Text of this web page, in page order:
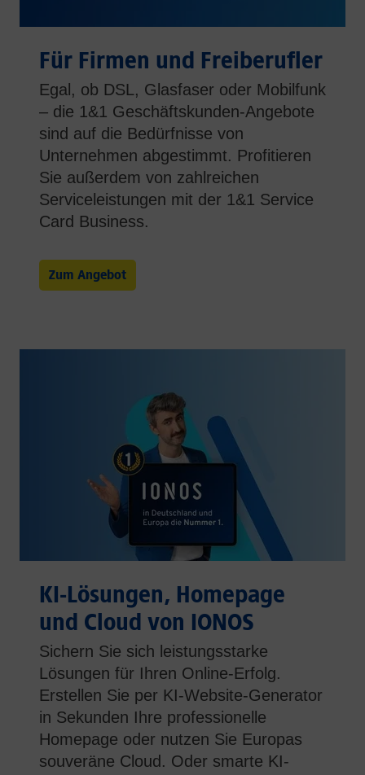
Für Firmen und Freiberufler
Egal, ob DSL, Glasfaser oder Mobilfunk
– die 1&1 Geschäftskunden-Angebote
sind auf die Bedürfnisse von
Unternehmen abgestimmt. Profitieren
Sie außerdem von zahlreichen
Serviceleistungen mit der 1&1 Service
Card Business.
Zum Angebot
KI-Lösungen, Homepage
und Cloud von IONOS
Sichern Sie sich leistungsstarke
Lösungen für Ihren Online-Erfolg.
Erstellen Sie per KI-Website-Generator
in Sekunden Ihre professionelle
Homepage oder nutzen Sie Europas
souveräne Cloud. Oder smarte KI-